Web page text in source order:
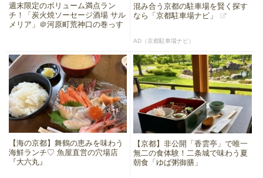
週末限定のボリューム満点ラン
チ！「炭火焼ソーセージ酒場 サル
メリア」＠河原町荒神口の巻っす
混み合う京都の駐車場を賢く探す
なら「京都駐車場ナビ」
AD（京都駐車場ナビ）
【海の京都】舞鶴の恵みを味わう
海鮮ランチ♡ 魚屋直営の穴場店
『大六丸』
【京都】非公開「香雲亭」で唯一
無二の食体験！二条城で味わう夏
朝食「ゆば粥御膳」